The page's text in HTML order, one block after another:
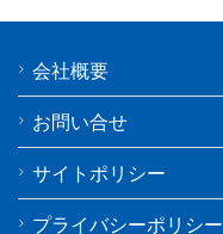
会社概要
お問い合せ
サイトポリシー
プライバシーポリシー